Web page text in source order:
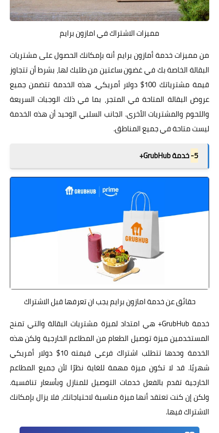
مميزات الاشتراك في امازون برايم
من مميزات خدمة أمازون برايم أنه بإمكانك الحصول على مشتريات
البقالة الخاصة بك في غضون ساعتين من طلبك لها، بشرط أن تتجاوز
قيمة مشترياتك 100$ دولار أمريكي، هذه الخدمة تتضمن جميع
عروض البقالة المتاحة في المتجر، بما في ذلك الوجبات السريعة
واللحوم والمشتريات الأخرى. الجانب السلبي الوحيد أن هذه الخدمة
ليست متاحة في جميع المناطق.
5- خدمة GrubHub+
حقائق عن خدمة امازون برايم يجب ان تعرفها قبل الاشتراك
خدمة GrubHub+ هي امتداد لميزة مشتريات البقالة والتي تمنح
المستخدمين ميزة توصيل الطعام من المطاعم الخارجية ولكن هذه
الخدمة وحدها تتطلب اشتراك فرعي قيمته 10$ دولار أمريكي
شهريًا. قد لا تكون ميزة مهمة للغاية نظرًا لأن جميع المطاعم
الخارجية تقدم بالفعل خدمات التوصيل للمنازل وبأسعار تنافسية.
ولكن إن كنت تعتقد أنها ميزة مناسبة لاحتياجاتك، فلا يزال بإمكانك
الاشتراك فيها.